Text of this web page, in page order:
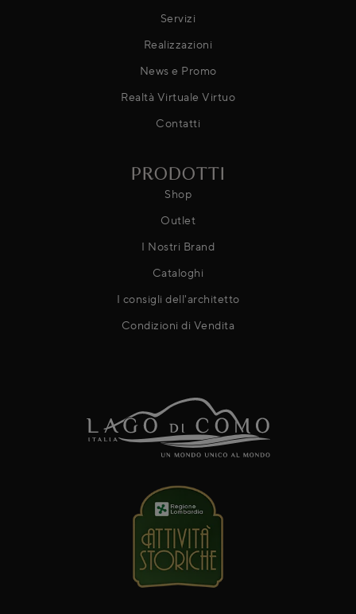
Servizi
Realizzazioni
News e Promo
Realtà Virtuale Virtuo
Contatti
PRODOTTI
Shop
Outlet
I Nostri Brand
Cataloghi
I consigli dell'architetto
Condizioni di Vendita